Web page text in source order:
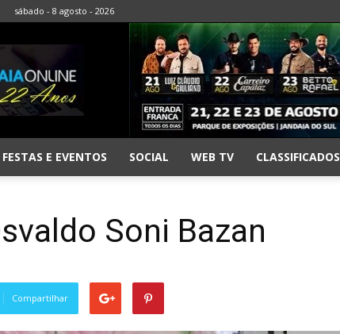
sábado - 8 agosto - 2026
FESTAS E EVENTOS SOCIAL WEB TV CLASSIFICADOS
Soni Bazan
Compartilhar